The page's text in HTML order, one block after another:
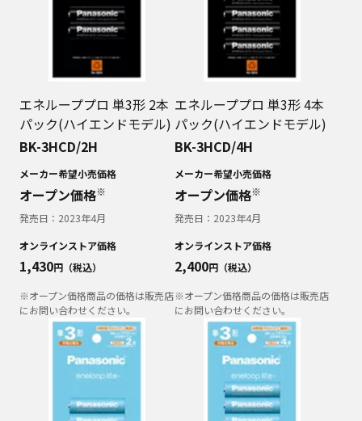
エネループプロ 単3形 2本
パック(ハイエンドモデル)
BK-3HCD/2H
メーカー希望小売価格
オープン価格※
発売日： 2023年4月
オンラインストア価格
1,430円（税込）
※オープン価格商品の価格は販売店
にお問い合わせください。
エネループプロ 単3形 4本
パック(ハイエンドモデル)
BK-3HCD/4H
メーカー希望小売価格
オープン価格※
発売日： 2023年4月
オンラインストア価格
2,400円（税込）
※オープン価格商品の価格は販売店
にお問い合わせください。